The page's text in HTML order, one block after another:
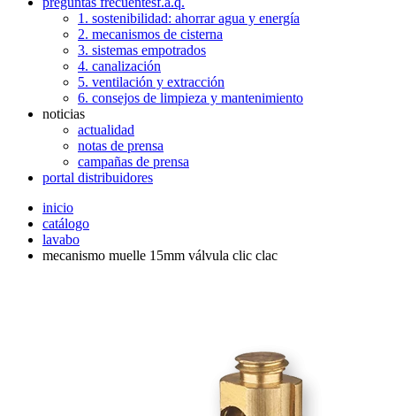
1. sostenibilidad: ahorrar agua y energía
2. mecanismos de cisterna
3. sistemas empotrados
4. canalización
5. ventilación y extracción
6. consejos de limpieza y mantenimiento
noticias
actualidad
notas de prensa
campañas de prensa
portal distribuidores
inicio
catálogo
lavabo
mecanismo muelle 15mm válvula clic clac